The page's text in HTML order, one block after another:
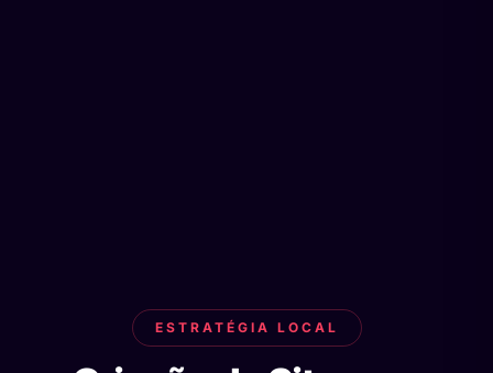
ESTRATÉGIA LOCAL